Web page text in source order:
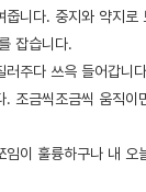
니다. 중지와 약지
잡습니다.
주다 쓰윽 들어갑니
조금씩조금씩 움직이
이 훌륭하구나 내